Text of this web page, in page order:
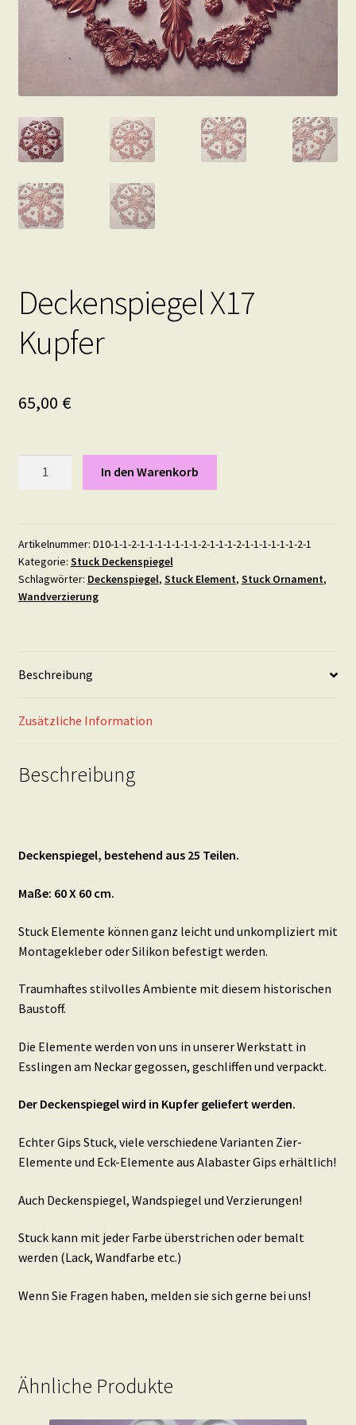
Deckenspiegel X17
Kupfer
65,00 €
In den Warenkorb
Artikelnummer: D10-1-1-2-1-1-1-1-1-1-1-2-1-1-1-2-1-1-1-1-1-1-2-1
Kategorie: Stuck Deckenspiegel
Schlagwörter: Deckenspiegel, Stuck Element, Stuck Ornament,
Wandverzierung
Beschreibung
Zusätzliche Information
Beschreibung
Deckenspiegel, bestehend aus 25 Teilen.
Maße: 60 X 60 cm.
Stuck Elemente können ganz leicht und unkompliziert mit
Montagekleber oder Silikon befestigt werden.
Traumhaftes stilvolles Ambiente mit diesem historischen
Baustoff.
Die Elemente werden von uns in unserer Werkstatt in
Esslingen am Neckar gegossen, geschliffen und verpackt.
Der Deckenspiegel wird in Kupfer geliefert werden.
Echter Gips Stuck, viele verschiedene Varianten Zier-
Elemente und Eck-Elemente aus Alabaster Gips erhältlich!
Auch Deckenspiegel, Wandspiegel und Verzierungen!
Stuck kann mit jeder Farbe überstrichen oder bemalt
werden (Lack, Wandfarbe etc.)
Wenn Sie Fragen haben, melden sie sich gerne bei uns!
Ähnliche Produkte